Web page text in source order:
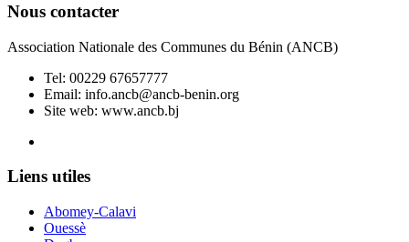
Nous contacter
Association Nationale des Communes du Bénin (ANCB)
Tel: 00229 67657777
Email: info.ancb@ancb-benin.org
Site web: www.ancb.bj
Liens utiles
Abomey-Calavi
Ouessè